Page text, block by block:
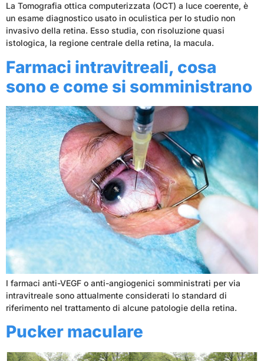
La Tomografia ottica computerizzata (OCT) a luce coerente, è
un esame diagnostico usato in oculistica per lo studio non
invasivo della retina. Esso studia, con risoluzione quasi
istologica, la regione centrale della retina, la macula.
Farmaci intravitreali, cosa
sono e come si somministrano
I farmaci anti-VEGF o anti-angiogenici somministrati per via
intravitreale sono attualmente considerati lo standard di
riferimento nel trattamento di alcune patologie della retina.
Pucker maculare